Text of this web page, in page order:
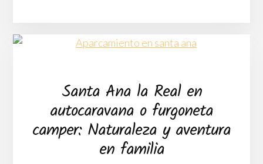
Y
HUELVA
EN
AUTOCARAVANA
O
Santa Ana la Real en
autocaravana o furgoneta
camper: Naturaleza y aventura
en familia